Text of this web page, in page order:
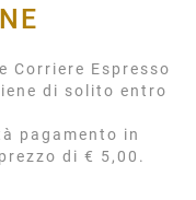
Corriere Espresso
di solito entro
pagamento in
di € 5,00.